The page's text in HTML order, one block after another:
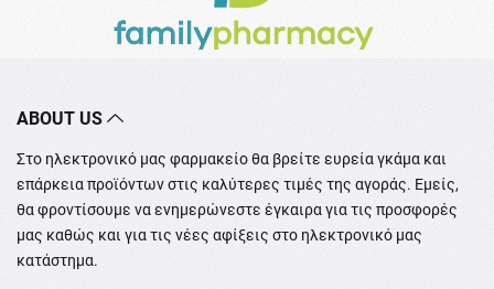
ABOUT US
Στο ηλεκτρονικό μας φαρμακείο θα βρείτε ευρεία γκάμα και
επάρκεια προϊόντων στις καλύτερες τιμές της αγοράς. Εμείς,
θα φροντίσουμε να ενημερώνεστε έγκαιρα για τις προσφορές
μας καθώς και για τις νέες αφίξεις στο ηλεκτρονικό μας
κατάστημα.